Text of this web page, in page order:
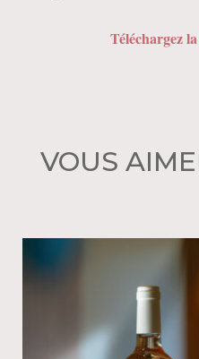
Téléchargez
VOUS